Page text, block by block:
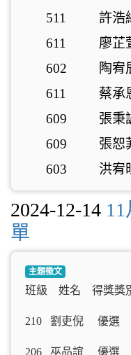
511
許浩
611
廖芷
602
陶宥
611
蔡承
609
張秉
609
張恕
603
洪宥
2024-12-14
單
主題徵文
班級 姓名 得獎
210 劉吏倪 優
206 巫品誼 優